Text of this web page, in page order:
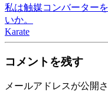
私は触媒コンバーター
いか。
Karate
コメントを残す
メールアドレスが公開